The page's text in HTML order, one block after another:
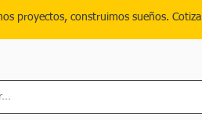
proyectos, construimos sueños. Cotiza